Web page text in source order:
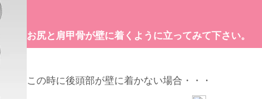
お尻と肩甲骨が壁に着く ように立ってみて下さい。
この時に後頭部が壁に着かない場合・・・